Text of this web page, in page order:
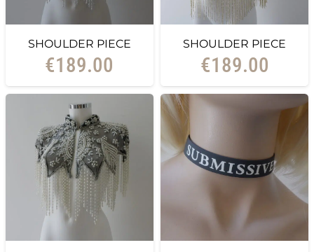
SHOULDER PIECE
€189.00
SHOULDER PIECE
€189.00